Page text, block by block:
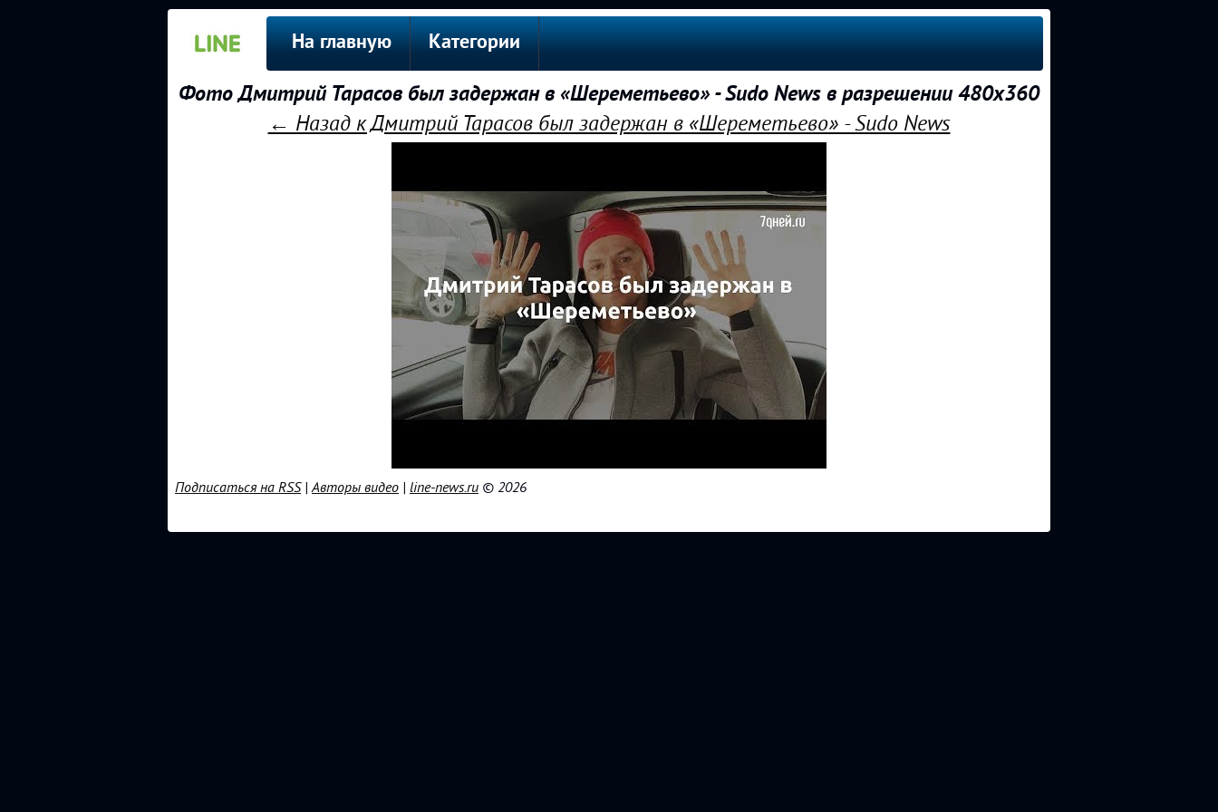
На главную Категории
Фото Дмитрий Тарасов был задержан в «Шереметьево» - Sudo News в разрешении 480x360
← Назад к Дмитрий Тарасов был задержан в «Шереметьево» - Sudo News
Подписаться на RSS|Авторы видео | line-news.ru © 2026